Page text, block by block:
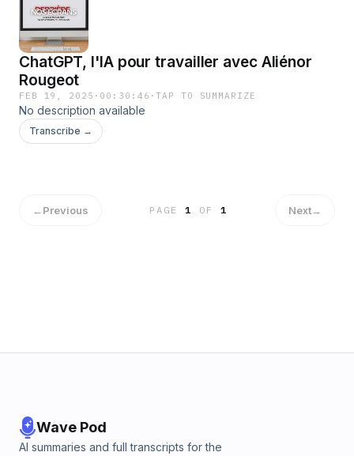
ChatGPT, l'IA pour travailler avec Aliénor
Rougeot
FEB 19, 2025 · 00:30:46 ·TAP TO SUMMARIZE
No description available
Transcribe →
←Previous PAGE1 OF 1 Next→
Wave Pod
AI summaries and full transcripts for the